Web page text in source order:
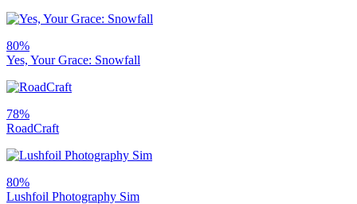
80%
Yes, Your Grace: Snowfall
78%
RoadCraft
80%
Lushfoil Photography Sim